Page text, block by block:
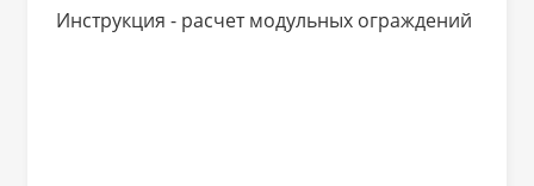
Инструкция - расчет модульных ограждений